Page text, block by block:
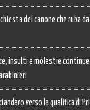
del canone che ruba
insulti e molestie
verso la qualifica di